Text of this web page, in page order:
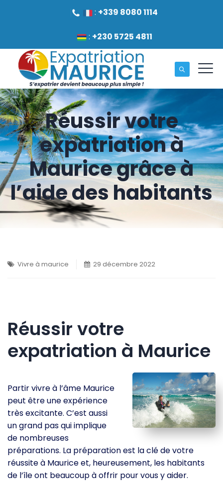
: +339 8080 1114
: +230 5725 4811
Réussir votre
expatriation à
Maurice grâce à
l’aide des habitants
Vivre à maurice 29 décembre 2022
Réussir votre
expatriation à Maurice
Partir vivre à l’âme Maurice
peut être une expérience
très excitante. C’est aussi
un grand pas qui implique
de nombreuses
préparations. La préparation est la clé de votre
réussite à Maurice et, heureusement, les habitants
de l’île ont beaucoup à offrir pour vous y aider.